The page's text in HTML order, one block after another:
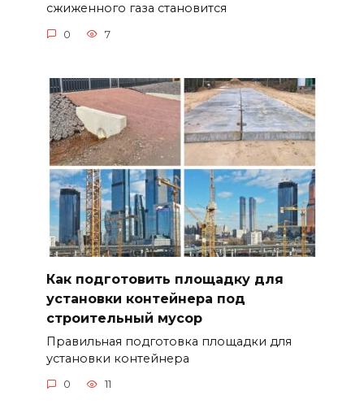
сжиженного газа становится
0 7
Как подготовить площадку для
установки контейнера под
строительный мусор
Правильная подготовка площадки для
установки контейнера
0 11